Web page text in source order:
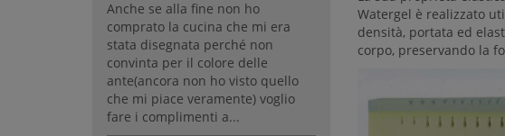
Watergel è realizzato
densità, portata ed
corpo, preservando la
Anche se alla fine non ho
comprato la cucina che mi era
stata disegnata perché non
convinta per il colore delle
ante(ancora non ho visto quello
che mi piace veramente) voglio
fare i complimenti a...